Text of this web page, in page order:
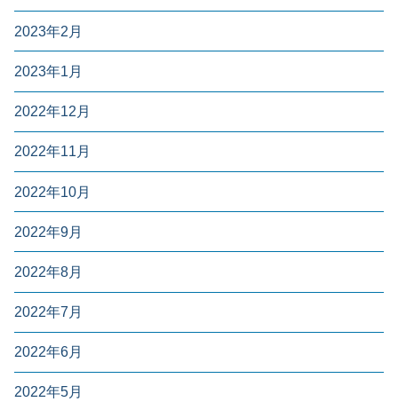
2023年2月
2023年1月
2022年12月
2022年11月
2022年10月
2022年9月
2022年8月
2022年7月
2022年6月
2022年5月